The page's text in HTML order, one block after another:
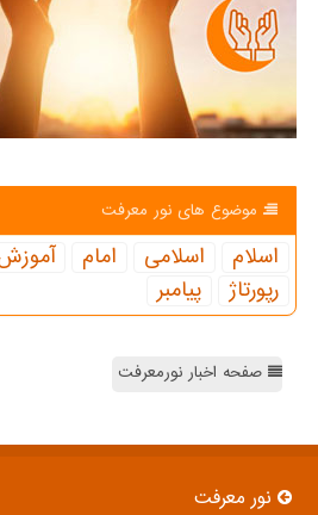
موضوع های نور معرفت
اسلام اسلامی امام
رپورتاژ
پیامبر
صفحه اخبار نورمعرفت
نور معرفت